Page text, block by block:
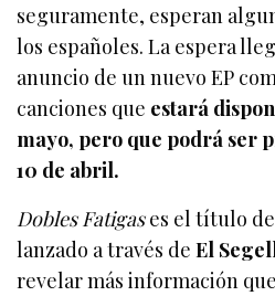
seguramente, esperan
los españoles. La espera
anuncio de un nuevo EP
canciones que estará
mayo, pero que podrá ser
10 de abril.
Dobles Fatigases el título de
lanzado a través deEl
revelar más información